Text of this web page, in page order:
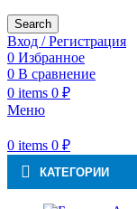
Search
Вход / Регистрация
0 Избранное
0 В сравнение
0 items 0 ₽
Меню
0 items 0 ₽
КАТЕГОРИИ